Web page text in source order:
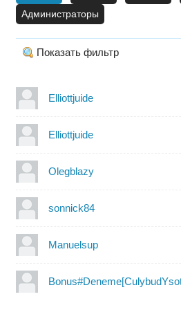
Администраторы
Показать фильтр
Elliottjuide
Elliottjuide
Olegblazy
sonnick84
Manuelsup